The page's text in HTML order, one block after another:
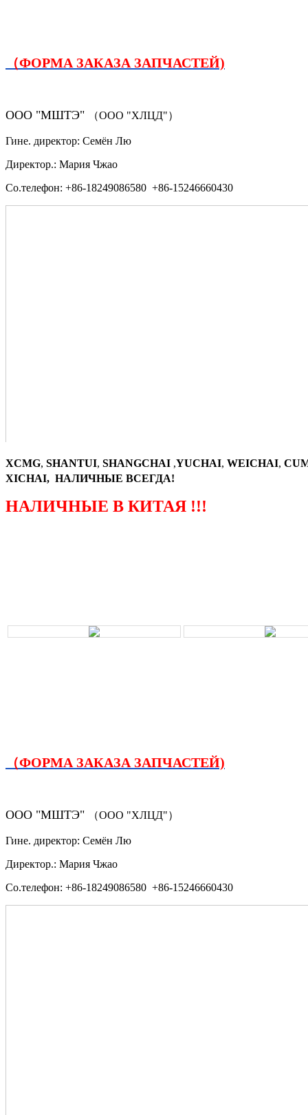
（ФОРМА ЗАКАЗА ЗАПЧАСТЕЙ)
ООО "МШТЭ" （ООО "ХЛЦД"）
Гине. директор: Семён Лю
Директор.: Мария Чжао
Со.телефон: +86-18249086580 +86-15246660430
XCMG, SHANTUI, SHANGCHAI ,YUCHAI, WEICHAI,
XICHAI, НАЛИЧНЫЕ ВСЕГДА!
НАЛИЧНЫЕ В КИТАЯ !!!
（ФОРМА ЗАКАЗА ЗАПЧАСТЕЙ)
ООО "МШТЭ" （ООО "ХЛЦД"）
Гине. директор: Семён Лю
Директор.: Мария Чжао
Со.телефон: +86-18249086580 +86-15246660430